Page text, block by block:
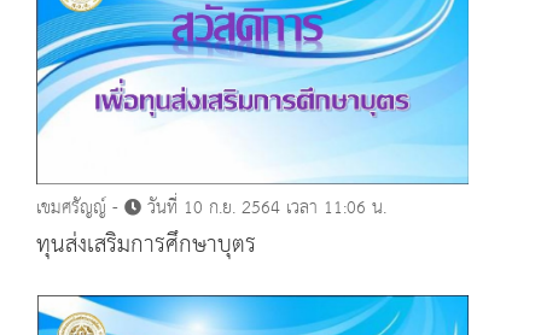
เขมศรัญญ์ - วันที่ 10 ก.ย. 2564 เวลา 11:06 น.
ทุนส่งเสริมการศึกษาบุตร